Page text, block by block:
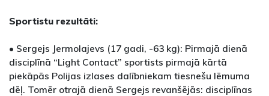
Sportistu rezultāti:
• Sergejs Jermolajevs (17 gadi, -63 kg): Pirmajā dienā
disciplīnā “Light Contact” sportists pirmajā kārtā
piekāpās Polijas izlases dalībniekam tiesnešu lēmuma
dēļ. Tomēr otrajā dienā Sergejs revanšējās: disciplīnas